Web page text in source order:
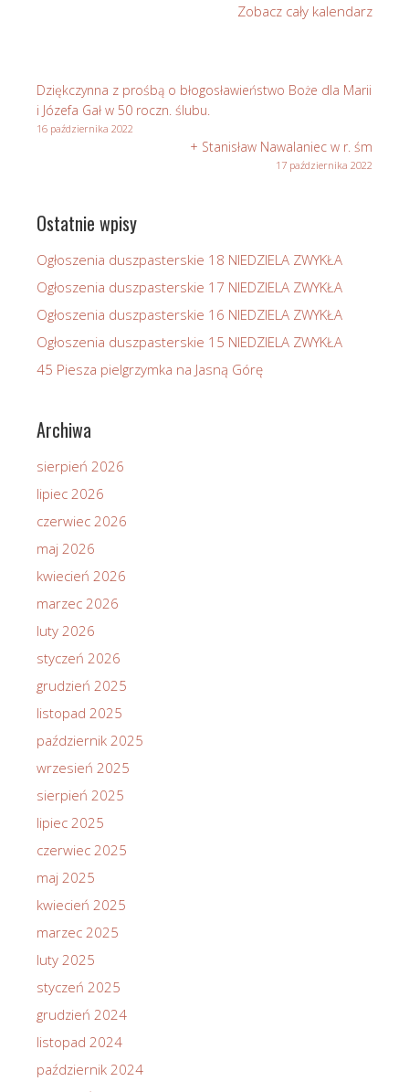
Zobacz cały kalendarz
Dziękczynna z prośbą o błogosławieństwo Boże dla Marii
i Józefa Gał w 50 roczn. ślubu.
16 października 2022
+ Stanisław Nawalaniec w r. śm
17 października 2022
Ostatnie wpisy
Ogłoszenia duszpasterskie 18 NIEDZIELA ZWYKŁA
Ogłoszenia duszpasterskie 17 NIEDZIELA ZWYKŁA
Ogłoszenia duszpasterskie 16 NIEDZIELA ZWYKŁA
Ogłoszenia duszpasterskie 15 NIEDZIELA ZWYKŁA
45 Piesza pielgrzymka na Jasną Górę
Archiwa
sierpień 2026
lipiec 2026
czerwiec 2026
maj 2026
kwiecień 2026
marzec 2026
luty 2026
styczeń 2026
grudzień 2025
listopad 2025
październik 2025
wrzesień 2025
sierpień 2025
lipiec 2025
czerwiec 2025
maj 2025
kwiecień 2025
marzec 2025
luty 2025
styczeń 2025
grudzień 2024
listopad 2024
październik 2024